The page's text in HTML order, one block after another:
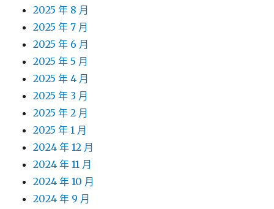
2025 年 8 月
2025 年 7 月
2025 年 6 月
2025 年 5 月
2025 年 4 月
2025 年 3 月
2025 年 2 月
2025 年 1 月
2024 年 12 月
2024 年 11 月
2024 年 10 月
2024 年 9 月